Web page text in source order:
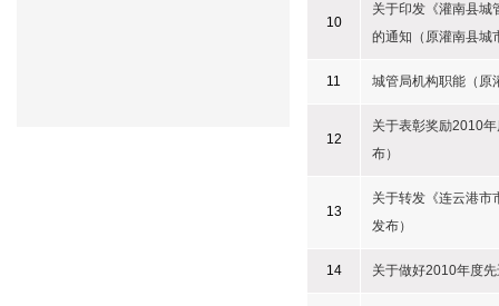
10
关于印发《灌南县城
的通知（原灌南县城
11 城管局机构职能（原
12
关于表彰奖励2010
布）
13
关于转发《连云港市
发布）
14 关于做好2010年度